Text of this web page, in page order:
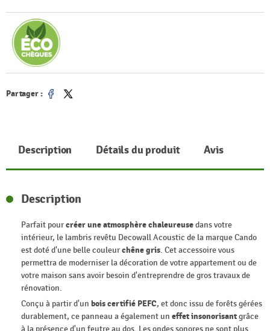
Partager :
Partager
Tweet
Description Détails du produit Avis
Description
Parfait pourcréer une atmosphère chaleureusedans votre
intérieur, le lambris revêtu Decowall Acoustic de la marque Cando
est doté d'une belle couleurchêne gris. Cet accessoire vous
permettra de moderniser la décoration de votre appartement ou de
votre maison sans avoir besoin d'entreprendre de gros travaux de
rénovation.
Conçu à partir d'un bois certifié PEFC, et donc issu de forêts gérées
durablement, ce panneau a également un effet insonorisantgrâce